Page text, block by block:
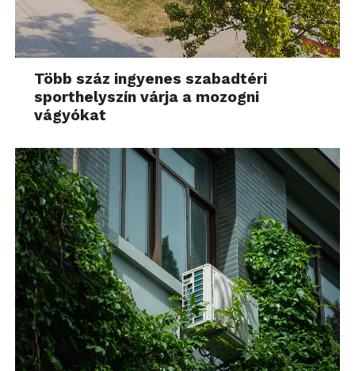
Több száz ingyenes szabadtéri
sporthelyszín várja a mozogni
vágyókat